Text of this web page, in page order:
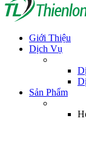
Giới Thiệu
Dịch Vụ
Sản Phẩm